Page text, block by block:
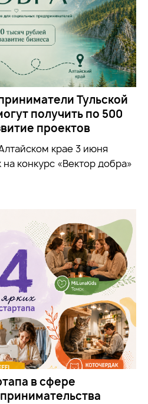
Тульской
получить по 500
проектов
крае 3 июня
конкурс «Вектор добра»
в сфере